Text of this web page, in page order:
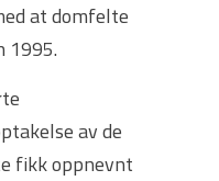
at domfelte
1995.
av de
fikk oppnevnt